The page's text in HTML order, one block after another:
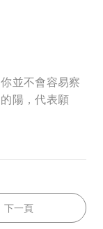
並不會容易察
陽，代表願
下一頁